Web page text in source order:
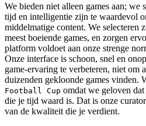
We bieden niet alleen games aan; we
tijd en intelligentie zijn te waardevol
middelmatige content. We selecteren
meest boeiende games, en zorgen
platform voldoet aan onze strenge
Onze interface is schoon, snel en
game-ervaring te verbeteren, niet om
duizenden gekloonde games vinden.
Football Cup omdat we geloven
die je tijd waard is. Dat is onze
van de kwaliteit die je verdient.